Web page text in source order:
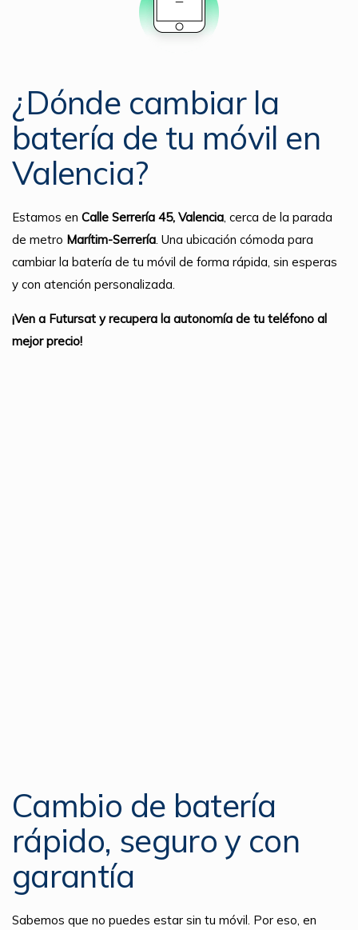
¿Dónde cambiar la
batería de tu móvil en
Valencia?
Estamos en Calle Serrería 45, Valencia, cerca de la parada
de metro Marítim-Serrería. Una ubicación cómoda para
cambiar la batería de tu móvil de forma rápida, sin esperas
y con atención personalizada.
¡Ven a Futursat y recupera la autonomía de tu teléfono al
mejor precio!
Cambio de batería
rápido, seguro y con
garantía
Sabemos que no puedes estar sin tu móvil. Por eso, en